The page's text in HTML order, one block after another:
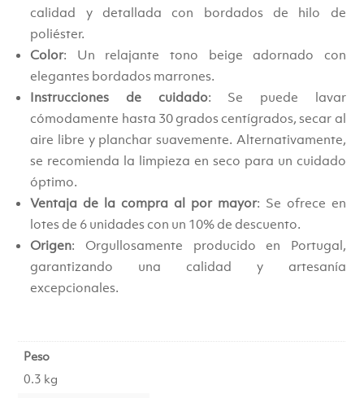
calidad y detallada con bordados de hilo de
poliéster.
Color: Un relajante tono beige adornado con
elegantes bordados marrones.
Instrucciones de cuidado: Se puede lavar
cómodamente hasta 30 grados centígrados, secar al
aire libre y planchar suavemente. Alternativamente,
se recomienda la limpieza en seco para un cuidado
óptimo.
Ventaja de la compra al por mayor: Se ofrece en
lotes de 6 unidades con un 10% de descuento.
Origen: Orgullosamente producido en Portugal,
garantizando una calidad y artesanía
excepcionales.
Peso
0.3 kg